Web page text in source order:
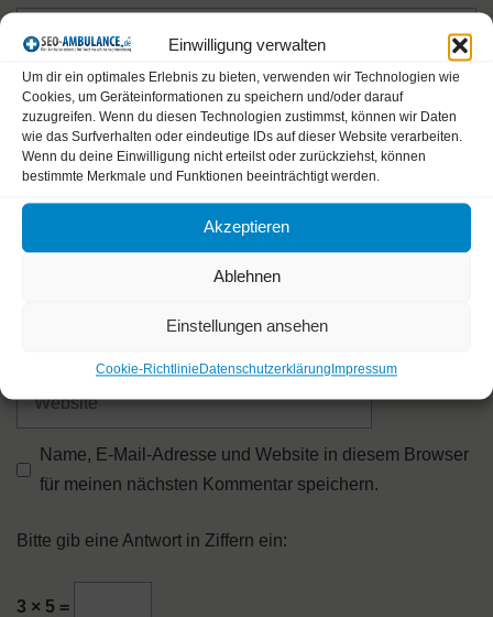
Einwilligung verwalten
Um dir ein optimales Erlebnis zu bieten, verwenden wir Technologien wie
Cookies, um Geräteinformationen zu speichern und/oder darauf
zuzugreifen. Wenn du diesen Technologien zustimmst, können wir Daten
wie das Surfverhalten oder eindeutige IDs auf dieser Website verarbeiten.
Wenn du deine Einwilligung nicht erteilst oder zurückziehst, können
bestimmte Merkmale und Funktionen beeinträchtigt werden.
Akzeptieren
Ablehnen
Einstellungen ansehen
Cookie-Richtlinie Datenschutzerklärung Impressum
Name, E-Mail-Adresse und Website in diesem Browser
für meinen nächsten Kommentar speichern.
Bitte gib eine Antwort in Ziffern ein:
3 × 5 =